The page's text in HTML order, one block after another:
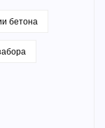
бетона